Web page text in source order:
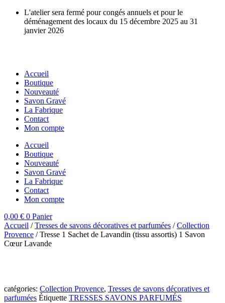
Aller
contenu
L'atelier sera fermé pour congés annuels et pour le
déménagement des locaux du 15 décembre 2025 au 31
janvier 2026
Accueil
Boutique
Nouveauté
Savon Gravé
La Fabrique
Contact
Mon compte
Accueil
Boutique
Nouveauté
Savon Gravé
La Fabrique
Contact
Mon compte
0,00 € 0 Panier
Accueil /Tresses de savons décoratives et parfumées /Collection
Provence / Tresse 1 Sachet de Lavandin (tissu assortis) 1 Savon
Cœur Lavande
catégories: Collection Provence, Tresses de savons décoratives et
parfumées Étiquette TRESSES SAVONS PARFUMÉS